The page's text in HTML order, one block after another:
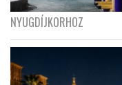
NYUGDÍJKORHOZ